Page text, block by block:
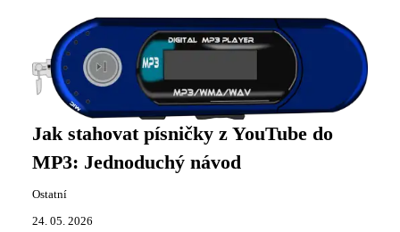
Jak stahovat písničky z YouTube do
MP3: Jednoduchý návod
Ostatní
24. 05. 2026